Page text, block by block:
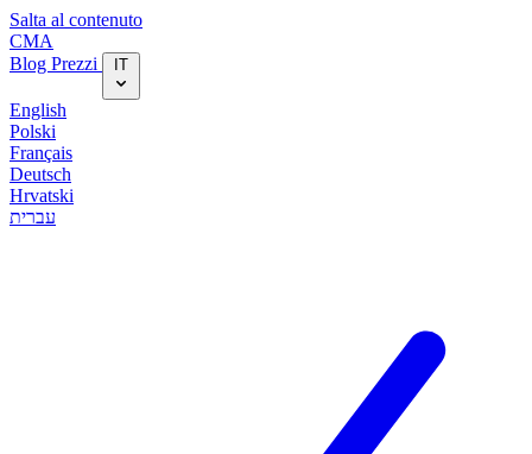
Salta al contenuto
CMA
Blog‎ Prezzi IT
English
Polski
Français
Deutsch
Hrvatski
עברית